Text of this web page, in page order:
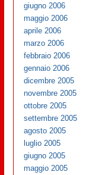
giugno 2006
maggio 2006
aprile 2006
marzo 2006
febbraio 2006
gennaio 2006
dicembre 2005
novembre 2005
ottobre 2005
settembre 2005
agosto 2005
luglio 2005
giugno 2005
maggio 2005